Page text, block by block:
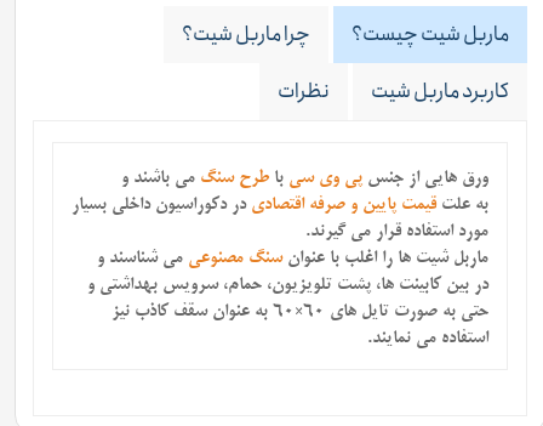
ماربل شیت چیست؟
چرا ماربل شیت؟
کاربرد ماربل شیت
نظرات
ورق هایی از جنس پی وی سی با طرح سنگ می باشند و
به علتقیمت پایین و صرفه اقتصادی در دکوراسیون داخلی بسیار
مورد استفاده قرار می گیرند.
ماربل شیت ها را اغلب با عنوانسنگ مصنوعی می شناسند و
در بین کابینت ها، پشت تلویزیون، حمام، سرویس بهداشتی و
حتی به صورت تایل های 60×60 به عنوان سقف کاذب نیز
استفاده می نمایند.